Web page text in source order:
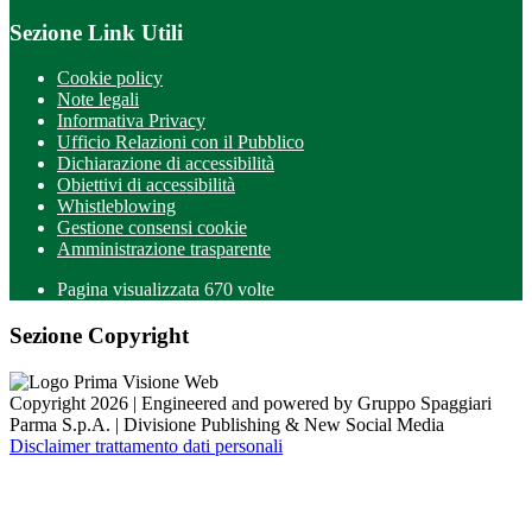
Sezione Link Utili
Cookie policy
Note legali
Informativa Privacy
Ufficio Relazioni con il Pubblico
Dichiarazione di accessibilità
Obiettivi di accessibilità
Whistleblowing
Gestione consensi cookie
Amministrazione trasparente
Pagina visualizzata 670 volte
Sezione Copyright
Copyright 2026 | Engineered and powered by Gruppo Spaggiari
Parma S.p.A. | Divisione Publishing & New Social Media
Disclaimer trattamento dati personali